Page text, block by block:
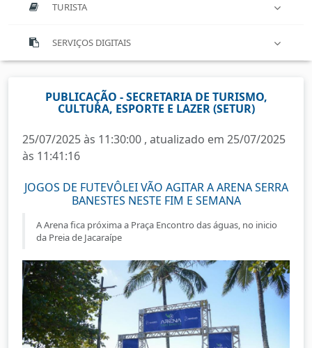
TURISTA
SERVIÇOS DIGITAIS
PUBLICAÇÃO - SECRETARIA DE TURISMO,
CULTURA, ESPORTE E LAZER (SETUR)
25/07/2025 às 11:30:00 , atualizado em 25/07/2025
às 11:41:16
JOGOS DE FUTEVÔLEI VÃO AGITAR A ARENA SERRA
BANESTES NESTE FIM E SEMANA
A Arena fica próxima a Praça Encontro das águas, no inicio
da Preia de Jacaraípe